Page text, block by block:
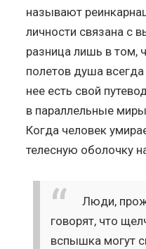
называют
личности связана с
разница лишь в том,
полетов душа
нее есть свой
в параллельные
Когда человек
телесную оболочку
Люди,
говорят, что
вспышка могут